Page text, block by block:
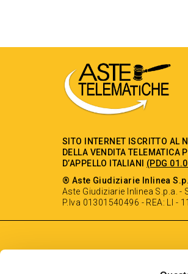
SITO INTERNET ISCRITTO AL
DELLA VENDITA TELEMATICA
D’APPELLO ITALIANI (PDG
® Aste Giudiziarie Inlinea
Aste Giudiziarie Inlinea S.p.a.
P.Iva 01301540496 - REA: LI -